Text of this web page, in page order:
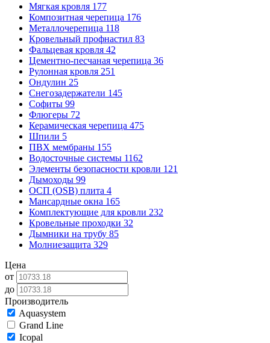
Мягкая кровля 177
Композитная черепица 176
Металлочерепица 118
Кровельный профнастил 83
Фальцевая кровля 42
Цементно-песчаная черепица 36
Рулонная кровля 251
Ондулин 25
Снегозадержатели 145
Софиты 99
Флюгеры 72
Керамическая черепица 475
Шпили 5
ПВХ мембраны 155
Водосточные системы 1162
Элементы безопасности кровли 121
Дымоходы 99
ОСП (OSB) плита 4
Мансардные окна 165
Комплектующие для кровли 232
Кровельные проходки 32
Дымники на трубу 85
Молниезащита 329
Цена
от
до
Производитель
Aquasystem
Grand Line
Icopal